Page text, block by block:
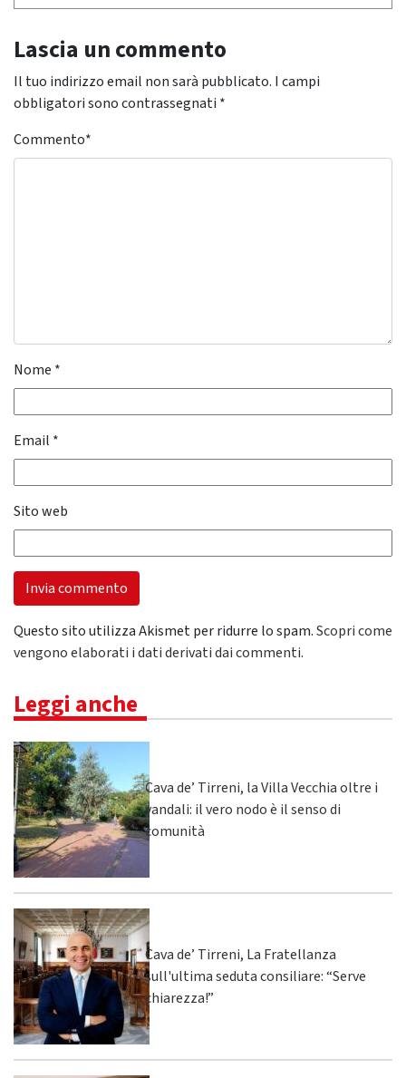
Lascia un commento
Il tuo indirizzo email non sarà pubblicato. I campi
obbligatori sono contrassegnati *
Commento*
Nome *
Email *
Sito web
Questo sito utilizza Akismet per ridurre lo spam.Scopri come
vengono elaborati i dati derivati dai commenti.
Leggi anche
Cava de’ Tirreni, la Villa Vecchia oltre i
vandali: il vero nodo è il senso di
comunità
Cava de’ Tirreni, La Fratellanza
sull'ultima seduta consiliare: “Serve
chiarezza!”